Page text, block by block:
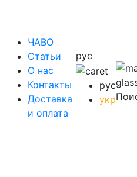
ЧАВО
Cтатьи
O нас
Контакты
Доставка
и оплата
рус
рус
укр